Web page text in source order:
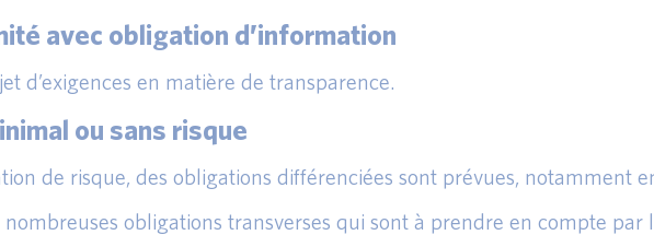
avec obligation d’information
d’exigences en matière de transparence.
ou sans risque
de risque, des obligations différenciées sont prévues, notamment
obligations transverses qui sont à prendre en compte par